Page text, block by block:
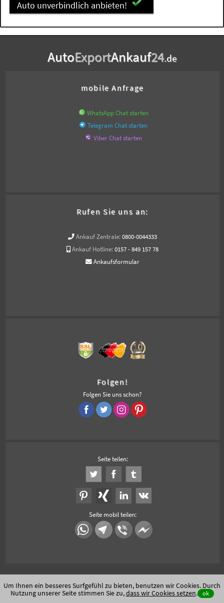
Auto unverbindlich anbieten!
AutoExportAnkauf24.de
mobile Anfrage
WhatsApp Chat starten
Telegram Chat starten
Viber Chat starten
Rufen Sie uns an:
Ankauf Zentrale: 0800-0044333
Ankauf Hotline: 0157 - 849 157 78
Ankaufsformular
Folgen!
Folgen Sie uns schon?
Seite teilen:
Seite mobil teilen:
Um Ihnen ein besseres Surfgefühl zu bieten, benutzen wir Cookies. Durch
Nutzung unserer Seite stimmen Sie zu,dass wir Cookies setzen. ok